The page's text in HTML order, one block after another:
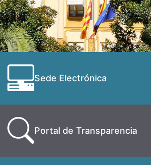
Sede Electrónica
Portal de Transparencia